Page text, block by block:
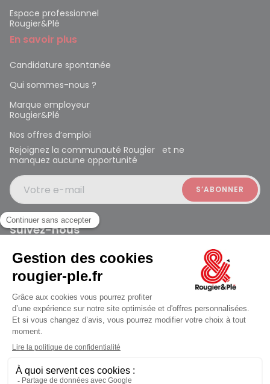
Espace professionnel
Rougier&Plé
En savoir plus
Candidature spontanée
Qui sommes-nous ?
Marque employeur
Rougier&Plé
Nos offres d’emploi
Rejoignez la communauté Rougier et ne
manquez aucune opportunité
Votre e-mail
Suivez-nous
Rougier et Plé 2024 Copyright
Mentions légales
Conditions générales des ventes